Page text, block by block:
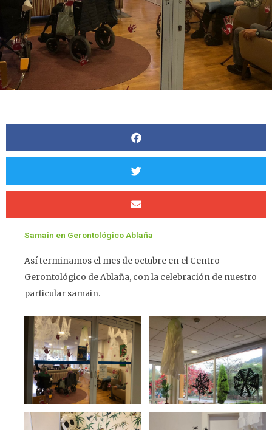
Samain en Gerontológico Ablaña
Así terminamos el mes de octubre en el Centro
Gerontológico de Ablaña, con la celebración de nuestro
particular samain.